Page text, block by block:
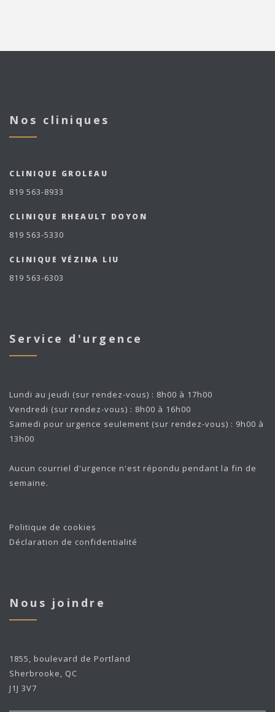
Nos cliniques
CLINIQUE GROLEAU
819 563-8933
CLINIQUE RHEAULT DOYON
819 563-5330
CLINIQUE VÉZINA LIU
819 563-6303
Service d'urgence
Lundi au jeudi (sur rendez-vous) : 8h00 à 17h00
Vendredi (sur rendez-vous) : 8h00 à 16h00
Samedi pour urgence seulement (sur rendez-vous) : 9h00 à
13h00
Aucun courriel d'urgence n'est répondu pendant la fin de
semaine.
Politique de cookies
Déclaration de confidentialité
Nous joindre
1855, boulevard de Portland
Sherbrooke, QC
J1J 3V7